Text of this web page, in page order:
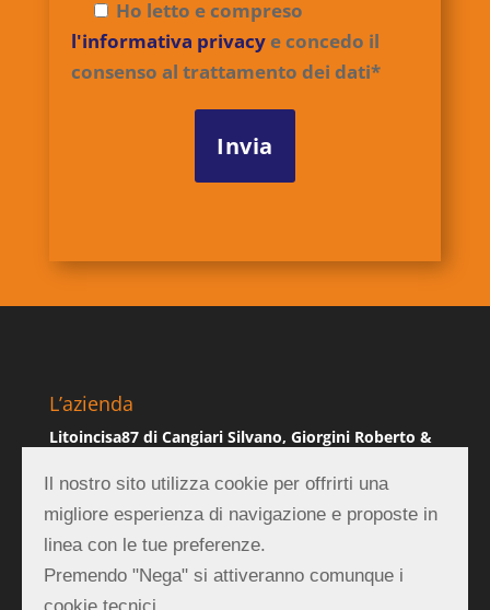
Ho letto e compreso
l'informativa privacye concedo il
consenso al trattamento dei dati*
L’azienda
Litoincisa87 di Cangiari Silvano, Giorgini Roberto &
Via Emilia 84, 47921 Rimini (RN)
P.IVA 01839990403
REA RN-219882
Il nostro sito utilizza cookie per offrirti una
migliore esperienza di navigazione e proposte in
linea con le tue preferenze.
Premendo "Nega" si attiveranno comunque i